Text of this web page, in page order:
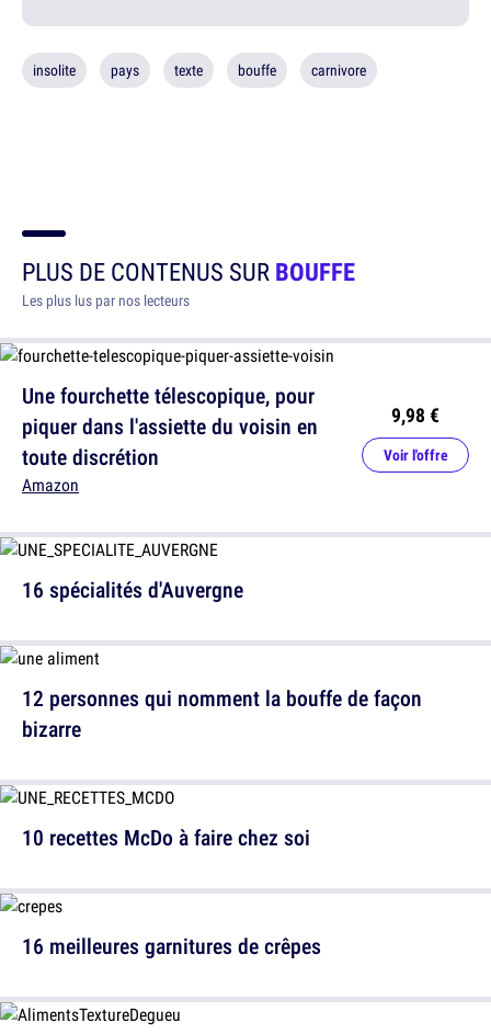
insolite pays texte bouffe carnivore
PLUS DE CONTENUS SURBOUFFE
Les plus lus par nos lecteurs
Une fourchette télescopique, pour
piquer dans l'assiette du voisin en
toute discrétion
Amazon
9,98 €
Voir l'offre
12 personnes qui nomment la bouffe de façon
bizarre
16 meilleures garnitures de crêpes
16 spécialités d'Auvergne
10 recettes McDo à faire chez soi